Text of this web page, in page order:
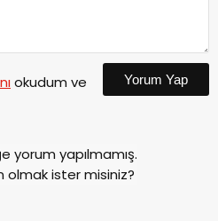
okudum ve
Yorum Yap
yorum yapılmamış.
olmak ister misiniz?